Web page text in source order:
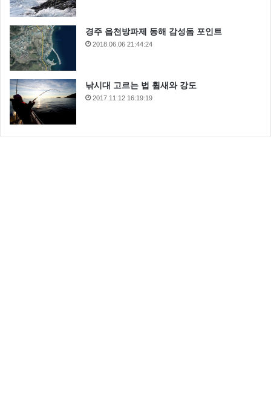
경주 읍천방파제 동해 감성돔 포인트
2018.06.06 21:44:24
낚시대 고르는 법 휨새와 강도
2017.11.12 16:19:19